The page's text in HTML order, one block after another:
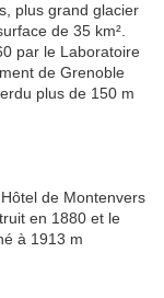
plus grand glacier
de 35 km².
par le Laboratoire
de Grenoble
plus de 150 m
de Montenvers
en 1880 et le
à 1913 m